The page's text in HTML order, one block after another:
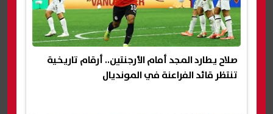
صلاح يطارد المجد أمام الأرجنتين.. أرقام تاريخية
تنتظر قائد الفراعنة في المونديال